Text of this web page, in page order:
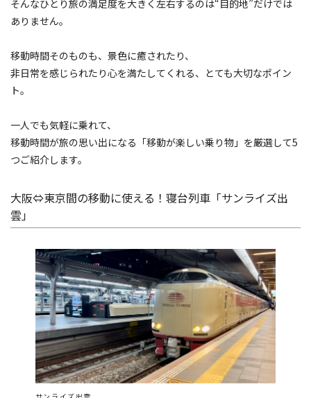
そんなひとり旅の満足度を大きく左右するのは“目的地”だけでは
ありません。
移動時間そのものも、景色に癒されたり、
非日常を感じられたり心を満たしてくれる、とても大切なポイン
ト。
一人でも気軽に乗れて、
移動時間が旅の思い出になる「移動が楽しい乗り物」を厳選して5
つご紹介します。
大阪⇔東京間の移動に使える！寝台列車「サンライズ出
雲」